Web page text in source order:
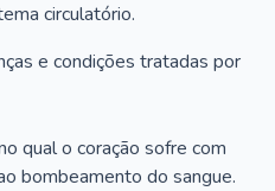
circulatório.
e condições tratadas por
qual o coração sofre com
bombeamento do sangue.